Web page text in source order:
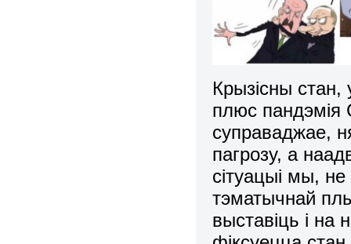
Крызісны стан,
плюс
суправаджае,
пагрозу, а
сітуацыі мы,
тэматычнай
выставіць і на